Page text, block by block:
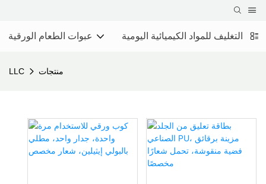
عبوات الطعام الورقية والتغليف للمواد الكيميائية اليومية
LLC منتجات